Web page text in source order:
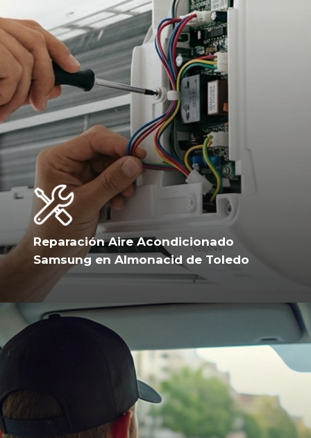
Reparación Aire Acondicionado
Samsung en Almonacid de Toledo